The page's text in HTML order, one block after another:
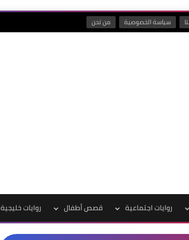
سياسة الخصوصية من نحن
روايات اجتماعية قصص أطفال روايات خليجية